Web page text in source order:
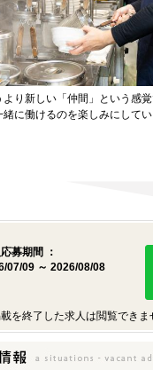
り新しい「仲間」という感覚
に働けるのを楽しみにしてい
募期間 ：
07/09 ～ 2026/08/08
を終了した求人は閲覧できま